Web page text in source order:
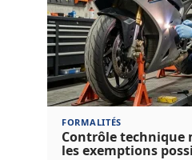
FORMALITÉS
Contrôle technique
les exemptions